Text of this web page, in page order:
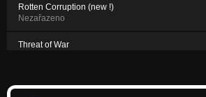
Rotten Corruption (new !)
Nezařazeno
Threat of War